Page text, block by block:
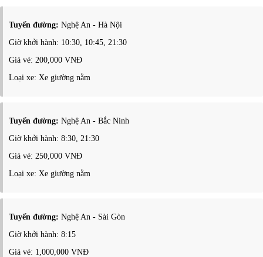
Tuyến đường: Nghệ An - Hà Nội
Giờ khởi hành: 10:30, 10:45, 21:30
Giá vé: 200,000 VNĐ
Loại xe: Xe giường nằm
Tuyến đường: Nghệ An - Bắc Ninh
Giờ khởi hành: 8:30, 21:30
Giá vé: 250,000 VNĐ
Loại xe: Xe giường nằm
Tuyến đường: Nghệ An - Sài Gòn
Giờ khởi hành: 8:15
Giá vé: 1,000,000 VNĐ